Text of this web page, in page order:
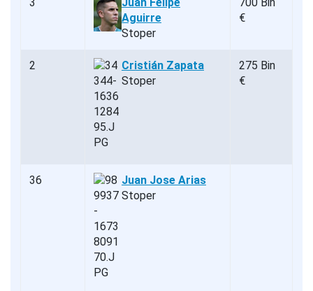
Aguirre
Stoper
€
2
Cristián Zapata
Stoper
275 Bin
€
36
Juan Jose Arias
Stoper